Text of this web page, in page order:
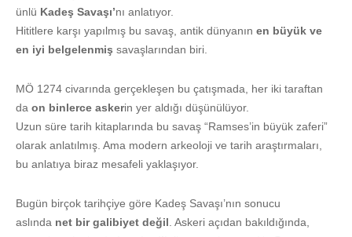
ünlü Kadeş Savaşı’nı anlatıyor.
Hititlere karşı yapılmış bu savaş, antik dünyanın en büyük ve
en iyi belgelenmiş savaşlarından biri.
MÖ 1274 civarında gerçekleşen bu çatışmada, her iki taraftan
da on binlerce askerin yer aldığı düşünülüyor.
Uzun süre tarih kitaplarında bu savaş “Ramses’in büyük zaferi”
olarak anlatılmış. Ama modern arkeoloji ve tarih araştırmaları,
bu anlatıya biraz mesafeli yaklaşıyor.
Bugün birçok tarihçiye göre Kadeş Savaşı’nın sonucu
aslında net bir galibiyet değil . Askeri açıdan bakıldığında,